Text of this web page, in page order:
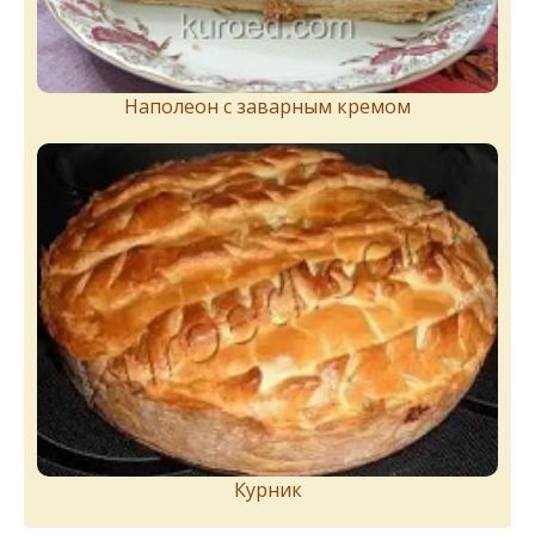
Наполеон с заварным кремом
Курник